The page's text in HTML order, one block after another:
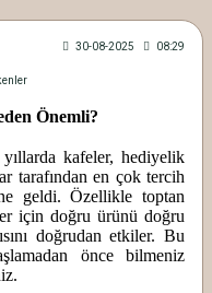
30-08-2025 08:29
Önemli?
kafeler, hediyelik
tarafından en çok tercih
geldi. Özellikle toptan
için doğru ürünü doğru
doğrudan etkiler. Bu
önce bilmeniz